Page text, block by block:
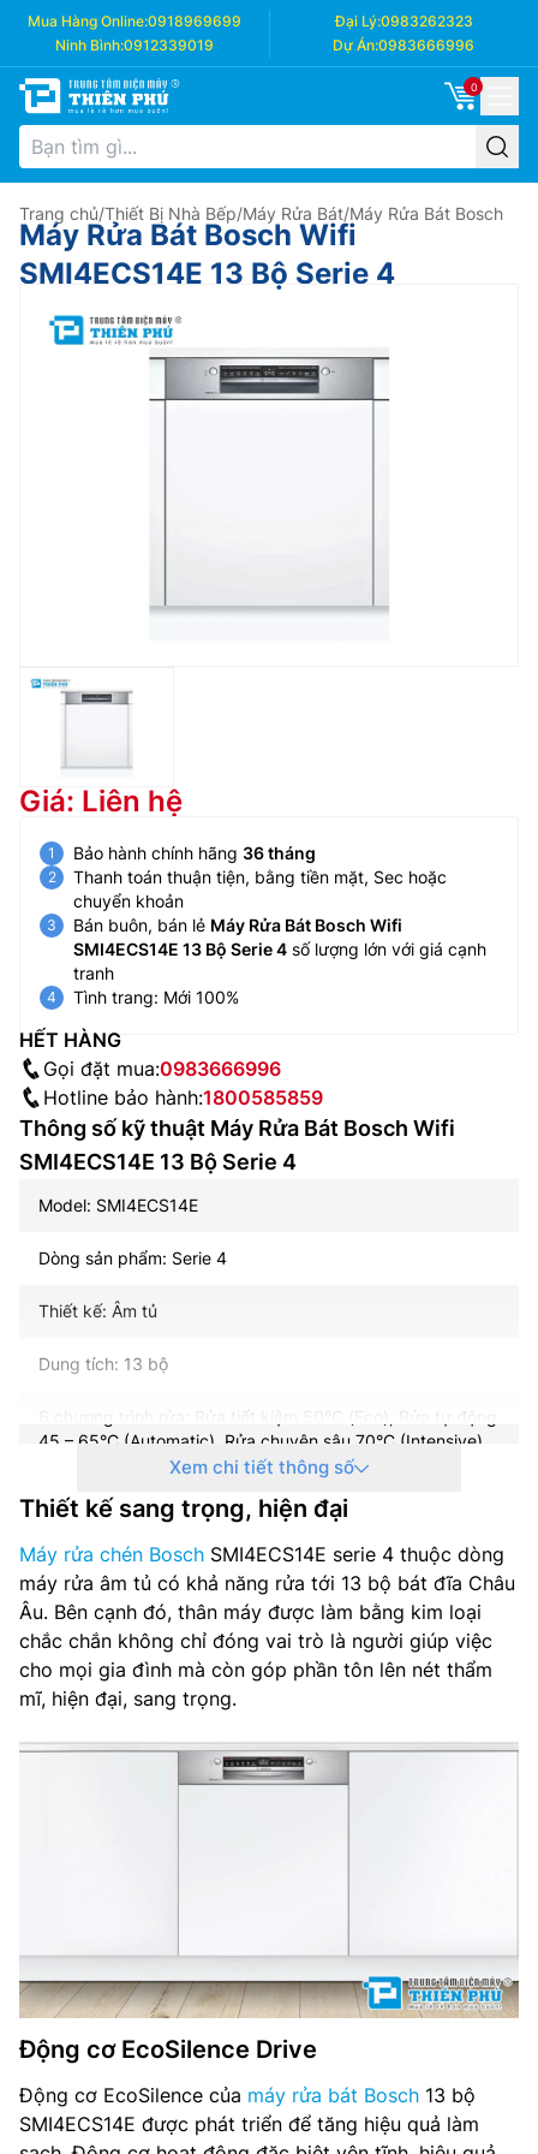
Mua Hàng Online:0918969699 Đại Lý:0983262323
Ninh Bình:0912339019 Dự Án:0983666996
0
Trang chủ/Thiết Bị Nhà Bếp/Máy Rửa Bát/Máy Rửa Bát Bosch
Máy Rửa Bát Bosch Wifi
SMI4ECS14E 13 Bộ Serie 4
Giá: Liên hệ
Bảo hành chính hãng 36 tháng
Thanh toán thuận tiện, bằng tiền mặt, Sec hoặc
chuyển khoản
Bán buôn, bán lẻ Máy Rửa Bát Bosch Wifi
SMI4ECS14E 13 Bộ Serie 4 số lượng lớn với giá cạnh
tranh
Tình trang: Mới 100%
HẾT HÀNG
Gọi đặt mua:0983666996
Hotline bảo hành:1800585859
Thông số kỹ thuật Máy Rửa Bát Bosch Wifi
SMI4ECS14E 13 Bộ Serie 4
Model: SMI4ECS14E
Dòng sản phẩm: Serie 4
Thiết kế: Âm tủ
Dung tích: 13 bộ
6 chương trình rửa: Rửa tiết kiệm 50°C (Eco), Rửa tự động
45 – 65°C (Automatic), Rửa chuyên sâu 70°C (Intensive),
Rửa nhanh 65°C (Express), Rửa yên tĩnh 50°C (Silence),
4 chương trình bổ sung: Khởi động từ xa (Remove Start),
Rửa nhanh tăng cường (VarioSpeedPlus), Rửa diệt khuẩn
tăng cường (HygienePlus), Làm bóng tăng cường (Extra
Trocknen)
Đồ ồn: 42 dB
Hãng sản xuất: Bosch
Xuất xứ: Đang cập nhật
Xem chi tiết thông số
Thiết kế sang trọng, hiện đại
Máy rửa chén Bosch SMI4ECS14E serie 4 thuộc dòng
máy rửa âm tủ có khả năng rửa tới 13 bộ bát đĩa Châu
Âu. Bên cạnh đó, thân máy được làm bằng kim loại
chắc chắn không chỉ đóng vai trò là người giúp việc
cho mọi gia đình mà còn góp phần tôn lên nét thẩm
mĩ, hiện đại, sang trọng.
Động cơ EcoSilence Drive
Động cơ EcoSilence của máy rửa bát Bosch 13 bộ
SMI4ECS14E được phát triển để tăng hiệu quả làm